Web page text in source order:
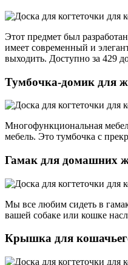
Этот предмет был
имеет современный и
выходить. Доступно за 429
Тумбочка-домик для
Многофункциональная
мебель. Это тумбочка с
Гамак для домашних
Мы все любим сидеть в
вашей собаке или кошке
Крышка для